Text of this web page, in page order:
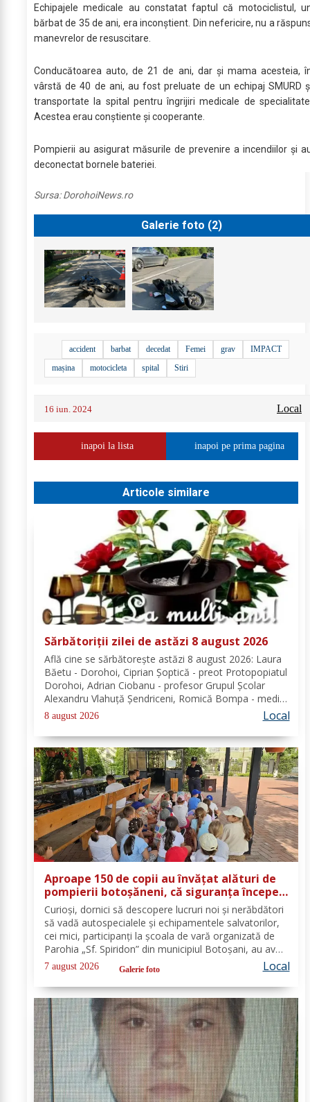
Echipajele medicale au constatat faptul că motociclistul,
bărbat de 35 de ani, era inconștient. Din nefericire, nu a
manevrelor de resuscitare.
Conducătoarea auto, de 21 de ani, dar și mama acesteia,
vârstă de 40 de ani, au fost preluate de un echipaj SMURD
transportate la spital pentru îngrijiri medicale de
Acestea erau conștiente și cooperante.
Pompierii au asigurat măsurile de prevenire a incendiilor și
deconectat bornele bateriei.
Sursa:DorohoiNews.ro
Galerie foto (2)
accident barbat decedat Femei grav
IMPACT
mașina
motocicleta spital Stiri
16 iun. 2024 Local
inapoi la lista inapoi pe prima pagina
Articole similare
Sărbătoriții zilei de astăzi 8 august 2026
Află cine se sărbătoreşte astăzi 8 august 2026: Laura
Băetu - Dorohoi, Ciprian Șoptică - preot Protopopiatul
Dorohoi, Adrian Ciobanu - profesor Grupul Școlar
Alexandru Vlahuță Șendriceni, Romică Bompa - medic
de familie comuna Vârfu Câmpului. Redacția Dorohoi
News urează tuturor La mulți ani!...
8 august 2026 Local
Aproape 150 de copii au învățat alături de
pompierii botoșăneni, că siguranța începe
cu un gest simplu
Curioși, dornici să descopere lucruri noi și nerăbdători
să vadă autospecialele și echipamentele salvatorilor,
cei mici, participanți la școala de vară organizată de
Parohia „Sf. Spiridon” din municipiul Botoșani, au avut
parte de o întâlnire interactivă despre prevenirea
situațiilor de urgență și...
7 august 2026 Galerie foto Local